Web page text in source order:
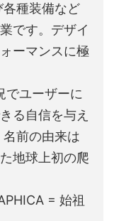
種装備など
です。デザイ
ーマンスに極
でユーザーに
る自信を与え
前の由来は
地球上初の爬
= 始祖